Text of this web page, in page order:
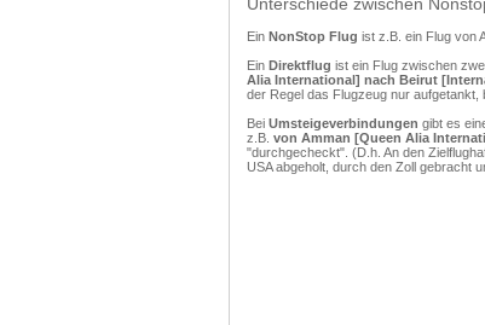
Ein NonStop Flug ist z.B. ein Flug von
Ein Direktflug ist ein Flug zwischen
Alia International] nach Beirut
der Regel das Flugzeug nur aufgetankt,
Bei Umsteigeverbindungen gibt es
z.B. von Amman [Queen Alia
"durchgecheckt". (D.h. An den
USA abgeholt, durch den Zoll gebracht